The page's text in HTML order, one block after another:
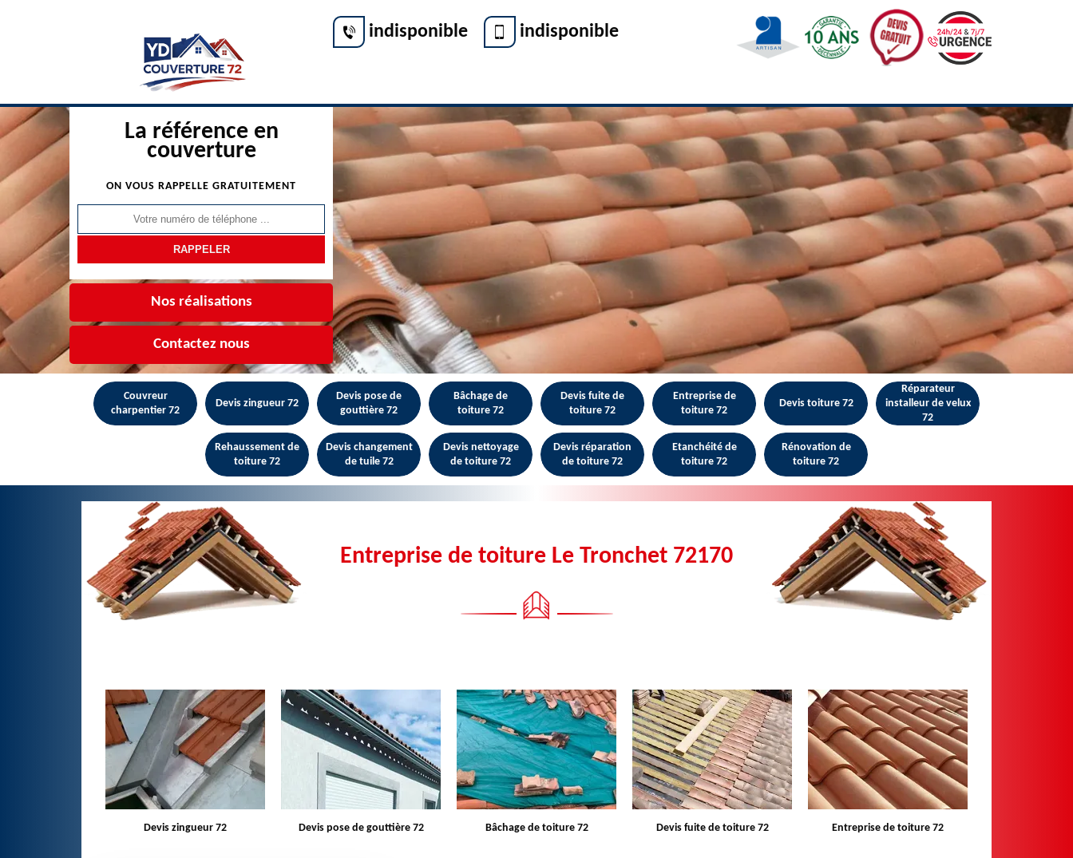
indisponible indisponible
La référence en
couverture
ON VOUS RAPPELLE GRATUITEMENT
Nos réalisations
Contactez nous
Couvreur
charpentier 72
Devis zingueur 72
Devis pose de
gouttière 72
Bâchage de
toiture 72
Devis fuite de
toiture 72
Entreprise de
toiture 72
Devis toiture 72
Réparateur
installeur de velux
72
Rehaussement de
toiture 72
Devis changement
de tuile 72
Devis nettoyage
de toiture 72
Devis réparation
de toiture 72
Etanchéité de
toiture 72
Rénovation de
toiture 72
Entreprise de toiture Le Tronchet 72170
Devis pose de gouttière 72 Bâchage de toiture 72 Devis fuite de toiture 72 Entreprise de toiture 72 Devis toiture 72